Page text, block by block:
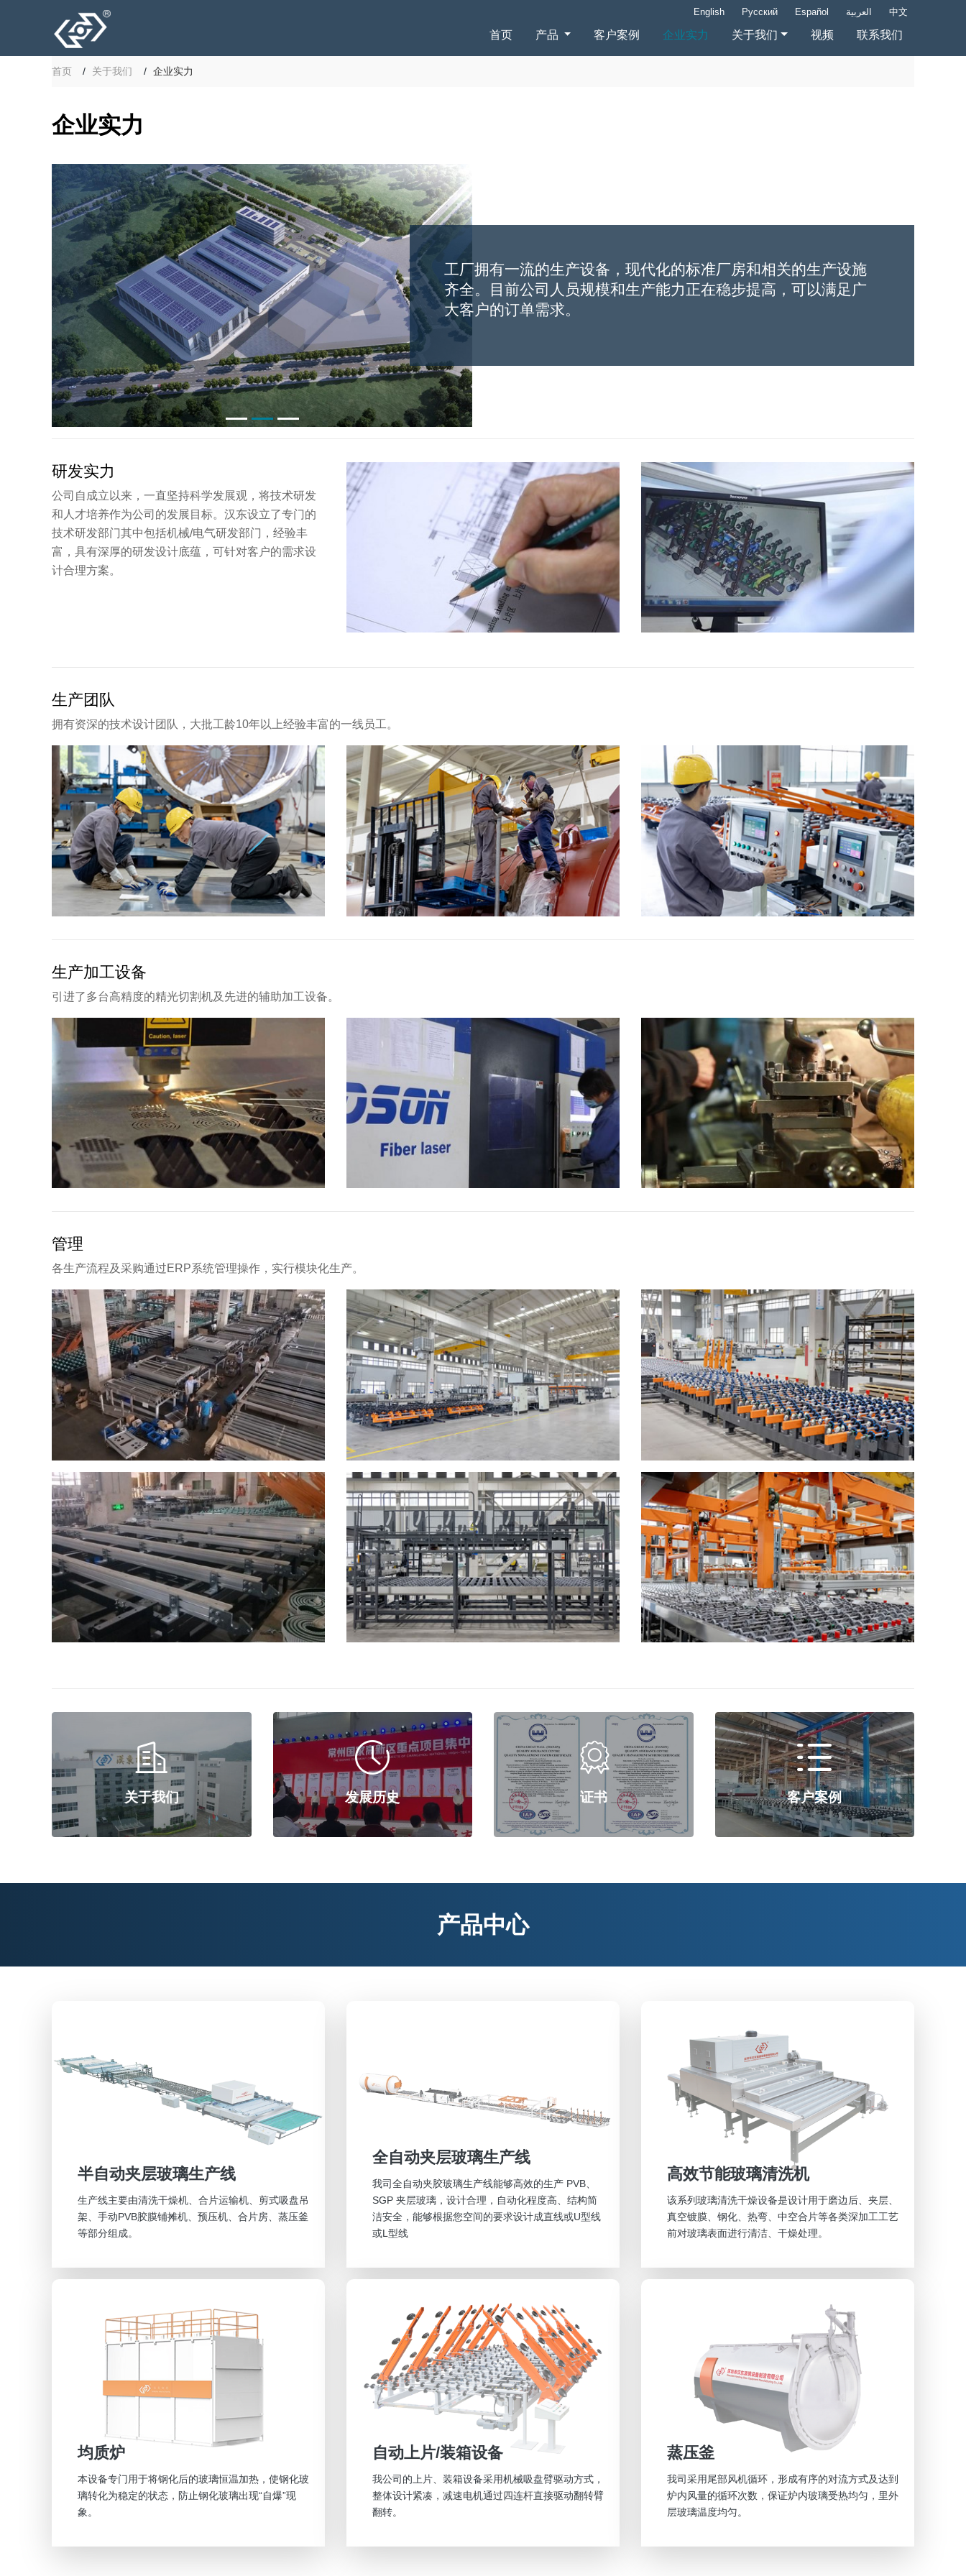
English Русский Español العربية 中文
首页 产品 客户案例 企业实力 关于我们 视频 联系我们
首页 关于我们 企业实力
企业实力
工厂拥有一流的生产设备，现代化的标准厂房和相关的生产设施
齐全。目前公司人员规模和生产能力正在稳步提高，可以满足广
大客户的订单需求。
研发实力
公司自成立以来，一直坚持科学发展观，将技术研发
和人才培养作为公司的发展目标。汉东设立了专门的
技术研发部门其中包括机械/电气研发部门，经验丰
富，具有深厚的研发设计底蕴，可针对客户的需求设
计合理方案。
生产团队
拥有资深的技术设计团队，大批工龄10年以上经验丰富的一线员工。
生产加工设备
引进了多台高精度的精光切割机及先进的辅助加工设备。
管理
各生产流程及采购通过ERP系统管理操作，实行模块化生产。

关于我们

发展历史

证书

客户案例
产品中心
半自动夹层玻璃生产线
生产线主要由清洗干燥机、合片运输机、剪式吸盘吊
架、手动PVB胶膜铺摊机、预压机、合片房、蒸压釜
等部分组成。
全自动夹层玻璃生产线
我司全自动夹胶玻璃生产线能够高效的生产 PVB、
SGP 夹层玻璃，设计合理，自动化程度高、结构简
洁安全，能够根据您空间的要求设计成直线或U型线
或L型线
高效节能玻璃清洗机
该系列玻璃清洗干燥设备是设计用于磨边后、夹层、
真空镀膜、钢化、热弯、中空合片等各类深加工工艺
前对玻璃表面进行清洁、干燥处理。
均质炉
本设备专门用于将钢化后的玻璃恒温加热，使钢化玻
璃转化为稳定的状态，防止钢化玻璃出现“自爆”现
象。
自动上片/装箱设备
我公司的上片、装箱设备采用机械吸盘臂驱动方式，
整体设计紧凑，减速电机通过四连杆直接驱动翻转臂
翻转。
蒸压釜
我司采用尾部风机循环，形成有序的对流方式及达到
炉内风量的循环次数，保证炉内玻璃受热均匀，里外
层玻璃温度均匀。